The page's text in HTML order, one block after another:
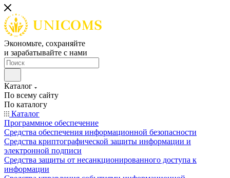
Экономьте, сохраняйте
и зарабатывайте с нами
Каталог
По всему сайту
По каталогу
Каталог
Программное обеспечение
Средства обеспечения информационной безопасности
Средства криптографической защиты информации и
электронной подписи
Средства защиты от несанкционированного доступа к
информации